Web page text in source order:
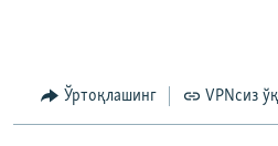
Ўртоқлашинг VPNсиз